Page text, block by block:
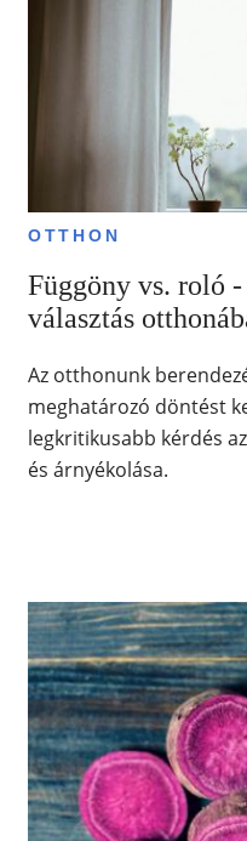
OTTHON
Függöny vs. roló
választás
Az otthonunk
meghatározó döntést
legkritikusabb kérdés
és árnyékolása.